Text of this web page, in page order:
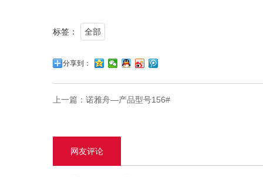
标签： 全部
分享到：
上一篇： 诺雅舟—产品型号156#
网友评论